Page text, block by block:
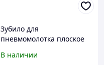
Зубило для
пневмомолотка плоское
В наличии